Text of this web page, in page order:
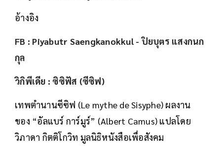
อ้างอิง
FB : Piyabutr Saengkanokkul - ปิยบุตร แสงกนก
กุล
วิกิพีเดีย : ซิซิฟัส (ซีซิฟ)
เทพตำนานซีซิฟ (Le mythe de Sisyphe) ผลงาน
ของ “อัลแบร์ การ์มูร์” (Albert Camus) แปลโดย
วิภาดา กิตติโกวิท มูลนิธิหนังสือเพื่อสังคม